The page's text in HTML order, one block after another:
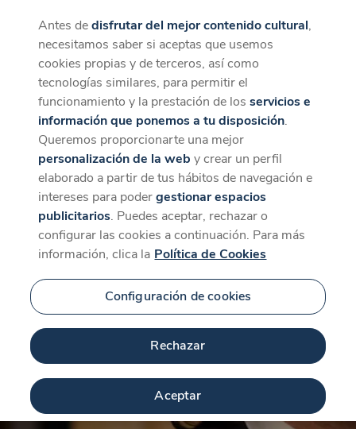
CaixaForum+
La mejor experiencia desde la App
Descargar
Antes dedisfrutar del mejor contenido cultural,
necesitamos saber si aceptas que usemos
cookies propias y de terceros, así como
tecnologías similares, para permitir el
funcionamiento y la prestación de losservicios e
información que ponemos a tu disposición.
Queremos proporcionarte una mejor
personalización de la web y crear un perfil
elaborado a partir de tus hábitos de navegación e
intereses para podergestionar espacios
publicitarios. Puedes aceptar, rechazar o
configurar las cookies a continuación. Para más
información, clica la Política de Cookies
Configuración de cookies
Rechazar
Aceptar